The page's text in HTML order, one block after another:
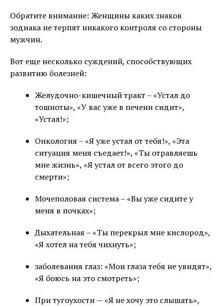
Обратите внимание: Женщины каких знаков
зодиака не терпят никакого контроля со стороны
мужчин.
Вот еще несколько суждений, способствующих
развитию болезней:
Желудочно-кишечный тракт – «Устал до
тошноты», «У вас уже в печени сидит»,
«Устал!»;
Онкология – «Я уже устал от тебя!», «Эта
ситуация меня съедает!», «Ты отравляешь
мне жизнь», «Я устал от всего этого до
смерти»;
Мочеполовая система – «Вы уже сидите у
меня в почках»;
Дыхательная – «Ты перекрыл мне кислород»,
«Я хотел на тебя чихнуть»;
заболевания глаз: «Мои глаза тебя не увидят»,
«Я боюсь на это смотреть»;
При тугоухости — «Я не хочу это слышать»,